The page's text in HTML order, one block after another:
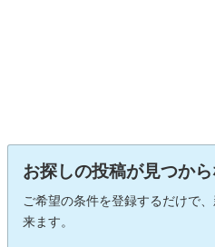
お探しの投稿が見つか
ご希望の条件を登録するだけで
来ます。